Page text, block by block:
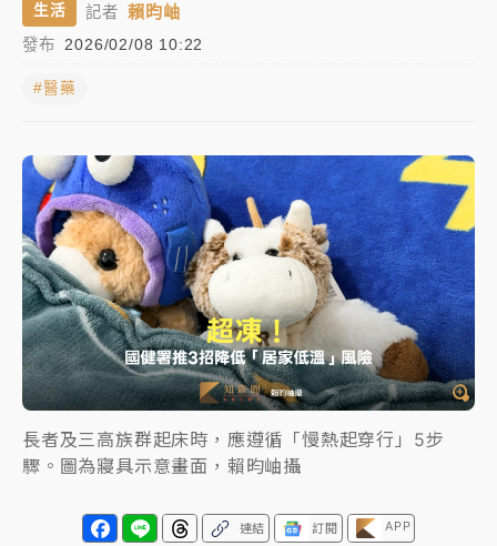
父親節泡湯了！中颱白海豚雨彈轟3天 「紅到發紫」降
雨熱區曝
暑假過三周才推「E宿新北打卡趣」！抽獎程序複雜 觀
旅局回應了
中信慈善基金會想增加董事人數！辜仲諒向法院聲請遭
駁 理由曝光
故宮《龍藏經》特展第2檔！今線上預約開賣一度塞車
周六起展出延長至晚上7時
台東農業處長涉圖利渡假村！東檢抗告成功 今重開羈
押庭
父親節泡湯了！中颱白海豚雨彈轟3天 「紅到發紫」降
生活 記者 賴昀岫
發布 2026/02/08 10:22
#醫藥
長者及三高族群起床時，應遵循「慢熱起穿行」5步
驟。圖為寢具示意畫面，賴昀岫攝
連結 訂閱 APP